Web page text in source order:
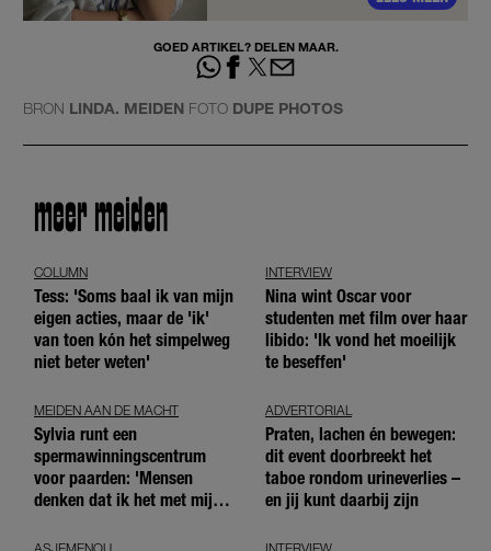
GOED ARTIKEL? DELEN MAAR.
BRON LINDA. MEIDEN FOTO DUPE PHOTOS
meer meiden
COLUMN
Tess: 'Soms baal ik van mijn
eigen acties, maar de 'ik'
van toen kón het simpelweg
niet beter weten'
INTERVIEW
Nina wint Oscar voor
studenten met film over haar
libido: 'Ik vond het moeilijk
te beseffen'
MEIDEN AAN DE MACHT
Sylvia runt een
spermawinningscentrum
voor paarden: 'Mensen
denken dat ik het met mijn
ADVERTORIAL
Praten, lachen én bewegen:
dit event doorbreekt het
taboe rondom urineverlies –
en jij kunt daarbij zijn